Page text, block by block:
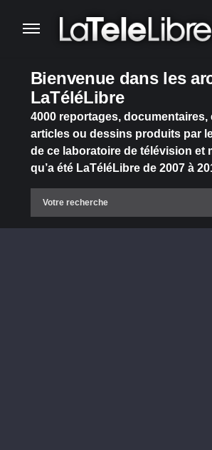
Bienvenue dans les
LaTéléLibre
4000 reportages, documentaires,
articles ou dessins produits par
de ce laboratoire de télévision et
qu’a été LaTéléLibre de 2007 à